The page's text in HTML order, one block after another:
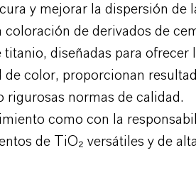
y mejorar la dispersión de
de derivados de
diseñadas para ofrecer
color, proporcionan
rigurosas normas de calidad.
como con la
de TiO₂ versátiles y de